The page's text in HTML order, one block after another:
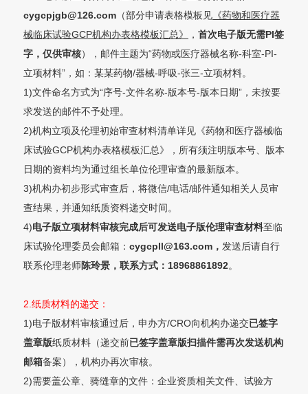
cygcpjgb@126.com （部分申请表格模板见 《药物和医疗器
械临床试验GCP机构办表格模板汇总》
， 首次电子版无需PI签
字，仅供审核），邮件主题为“药物或医疗器械名称-科室-PI-
立项材料”，如：某某药物/器械-呼吸-张三-立项材料。
1)文件命名方式为“序号-文件名称-版本号-版本日期”，未按要
求发送的邮件不予处理。
2)机构立项及伦理初始审查材料清单详见 《药物和医疗器械临
床试验GCP机构办表格模板汇总》
，所有须注明版本号、版本
日期的资料均为通过组长单位伦理审查的最新版本。
3)机构办初步形式审查后，将微信/电话/邮件通知相关人员审
查结果，并通知纸质资料递交时间。
4)电子版立项材料审核完成后可发送电子版伦理审查材料至临
床试验伦理委员会邮箱： cygcpll@163.com， 发送后请自行
联系伦理老师陈玲景 ，联系方式：18968861892。
2.纸质材料的递交：
1)电子版材料审核通过后，申办方/CRO向机构办递交已签字
盖章版纸质材料（递交前已签字盖章版扫描件需再次发送机构
邮箱备案），机构办再次审核。
2)需要盖公章、骑缝章的文件：企业资质相关文件、试验方